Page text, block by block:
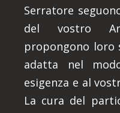
Serratore
del vostro
propongono loro
adatta nel
esigenza e al
La cura del